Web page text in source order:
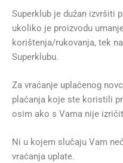
Superklub je dužan izvršiti
ukoliko je proizvodu
korištenja/rukovanja, tek
Superklubu.
Za vraćanje uplaćenog
plaćanja koje ste koristili
osim ako s Vama nije
Ni u kojem slučaju Vam
vraćanja uplate.